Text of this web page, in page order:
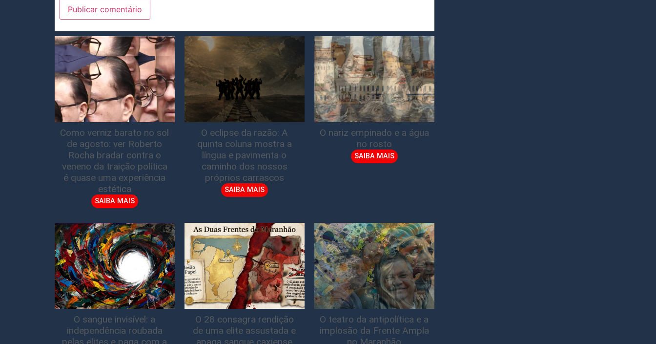
Como verniz barato no sol
de agosto: ver Roberto
Rocha bradar contra o
veneno da traição política
é quase uma experiência
estética
SAIBA MAIS
O eclipse da razão: A
quinta coluna mostra a
língua e pavimenta o
caminho dos nossos
próprios carrascos
SAIBA MAIS
O nariz empinado e a água
no rosto
SAIBA MAIS
O sangue invisível: a
independência roubada
O 28 consagra rendição
de uma elite assustada e
O teatro da antipolítica e a
implosão da Frente Ampla